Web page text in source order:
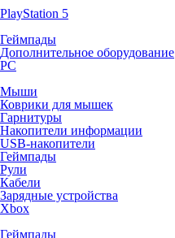
PlayStation 5
Геймпады
Дополнительное оборудование
PC
Мыши
Коврики для мышек
Гарнитуры
Накопители информации
USB-накопители
Геймпады
Рули
Кабели
Зарядные устройства
Xbox
Геймпады